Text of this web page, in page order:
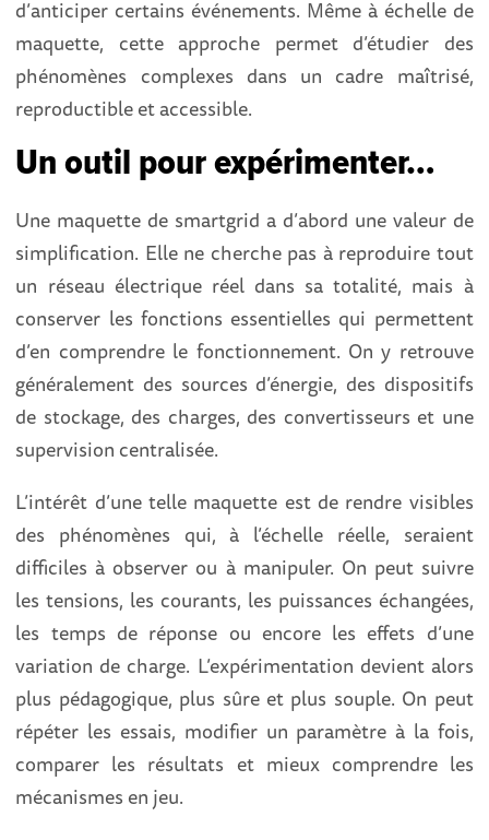
d’anticiper certains événements. Même à échelle de
maquette, cette approche permet d’étudier des
phénomènes complexes dans un cadre maîtrisé,
reproductible et accessible.
Un outil pour expérimenter…
Une maquette de smartgrid a d’abord une valeur de
simplification. Elle ne cherche pas à reproduire tout
un réseau électrique réel dans sa totalité, mais à
conserver les fonctions essentielles qui permettent
d’en comprendre le fonctionnement. On y retrouve
généralement des sources d’énergie, des dispositifs
de stockage, des charges, des convertisseurs et une
supervision centralisée.
L’intérêt d’une telle maquette est de rendre visibles
des phénomènes qui, à l’échelle réelle, seraient
difficiles à observer ou à manipuler. On peut suivre
les tensions, les courants, les puissances échangées,
les temps de réponse ou encore les effets d’une
variation de charge. L’expérimentation devient alors
plus pédagogique, plus sûre et plus souple. On peut
répéter les essais, modifier un paramètre à la fois,
comparer les résultats et mieux comprendre les
mécanismes en jeu.